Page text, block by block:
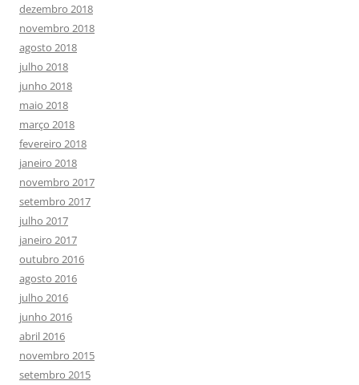
dezembro 2018
novembro 2018
agosto 2018
julho 2018
junho 2018
maio 2018
março 2018
fevereiro 2018
janeiro 2018
novembro 2017
setembro 2017
julho 2017
janeiro 2017
outubro 2016
agosto 2016
julho 2016
junho 2016
abril 2016
novembro 2015
setembro 2015